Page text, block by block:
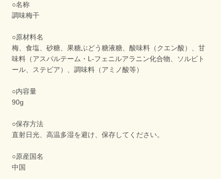
○名称
調味梅干
○原材料名
梅、食塩、砂糖、果糖ぶどう糖液糖、酸味料（クエン酸）、甘
味料（アスパルテーム・L-フェニルアラニン化合物、ソルビト
ール、ステビア）、調味料（アミノ酸等）
○内容量
90g
○保存方法
直射日光、高温多湿を避け、保存してください。
○原産国名
中国